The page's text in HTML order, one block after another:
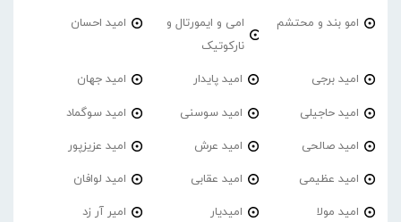
امو بند و محتشم
امی و ایمورتال و
نارکوتیک
امید احسان
امید برجی امید پایدار امید جهان
امید حاجیلی امید سوسنی امید سوگماد
امید صالحی امید عرش امید عزیزپور
امید عظیمی امید عقابی امید لوافان
امید مولا امیدیار امیر آر زد